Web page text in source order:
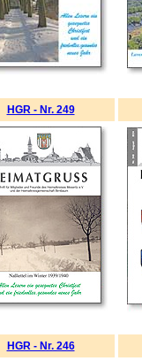
HGR - Nr. 249
HGR - Nr. 246